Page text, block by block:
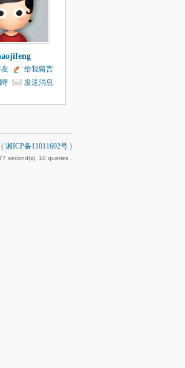
给我留言
发送消息
( 湘ICP备11011602号 )
second(s), 10 queries .